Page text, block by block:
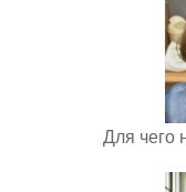
Для чего